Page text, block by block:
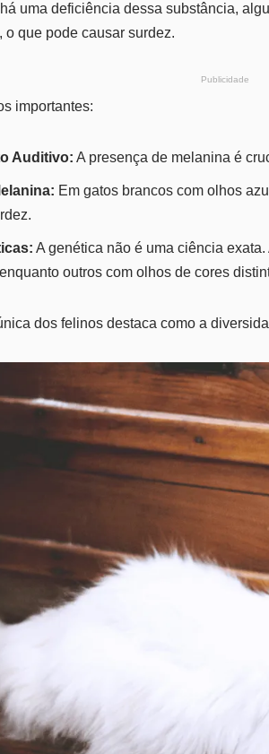
uma deficiência dessa substância,
o que pode causar surdez.
Publicidade
importantes:
Auditivo: A presença de melanina é
Em gatos brancos com olhos
A genética não é uma ciência
outros com olhos de cores
dos felinos destaca como a